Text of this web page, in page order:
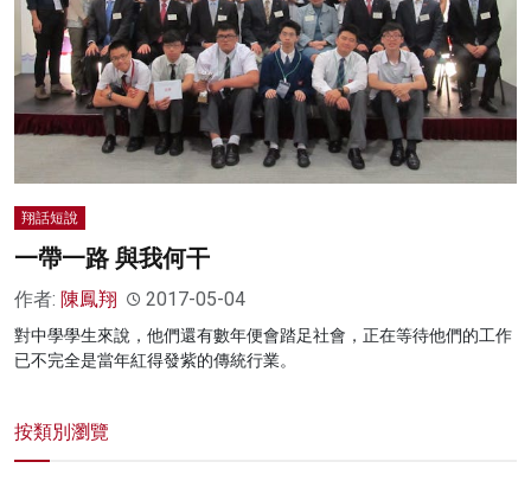
翔話短說
一帶一路 與我何干
作者: 陳鳳翔 2017-05-04
對中學學生來說，他們還有數年便會踏足社會，正在等待他們的工作
已不完全是當年紅得發紫的傳統行業。
按類別瀏覽